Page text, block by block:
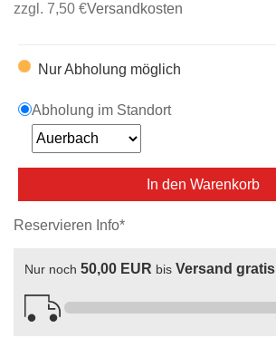
zzgl. 7,50 €Versandkosten
Nur Abholung möglich
Abholung im Standort
In den Warenkorb
Reservieren Info*
Nur noch 50,00 EUR bis Versand gratis